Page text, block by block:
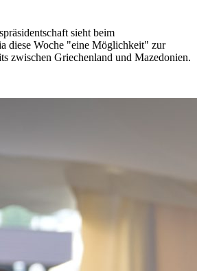
sieht beim
diese Woche "eine Möglichkeit" zur
zwischen Griechenland und Mazedonien.